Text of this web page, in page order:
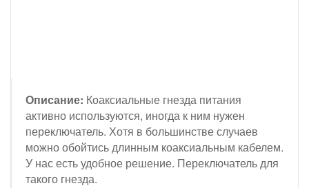
Описание: Коаксиальные гнезда питания
активно используются, иногда к ним нужен
переключатель. Хотя в большинстве случаев
можно обойтись длинным коаксиальным кабелем.
У нас есть удобное решение. Переключатель для
такого гнезда.